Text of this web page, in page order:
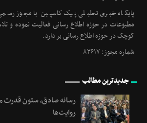
پایگاه خبری تحلیلی پیک کاسپین با مجوز
مطبوعات در حوزه اطلاع رسانی فعالیت نموده و
کوچک در حوزه اطلاع رسانی بر دارد.
شماره مجوز: ۸۳۶۱۷
جدیدترین مطالب
رسانه‌ صادق، ستون قدرت
روایت‌ها